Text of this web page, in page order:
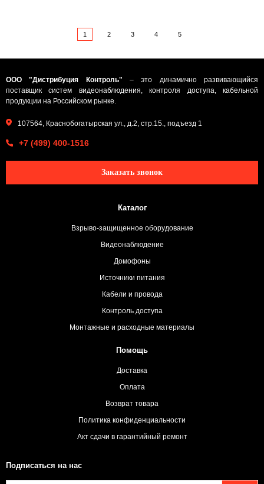
1 2 3 4 5
ООО "Дистрибуция Контроль" – это динамично развивающийся
поставщик систем видеонаблюдения, контроля доступа, кабельной
продукции на Российском рынке.
107564, Краснобогатырская ул., д.2, стр.15., подъезд 1
+7 (499) 400-1516
Заказать звонок
Каталог
Взрыво-защищенное оборудование
Видеонаблюдение
Домофоны
Источники питания
Кабели и провода
Контроль доступа
Монтажные и расходные материалы
Помощь
Доставка
Оплата
Возврат товара
Политика конфиденциальности
Акт сдачи в гарантийный ремонт
Подписаться на нас